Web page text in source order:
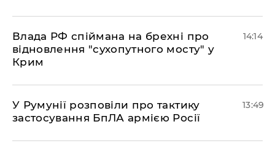
Влада РФ спіймана на брехні про
відновлення "сухопутного мосту" у
Крим
14:14
У Румунії розповіли про тактику
застосування БпЛА армією Росії
13:49